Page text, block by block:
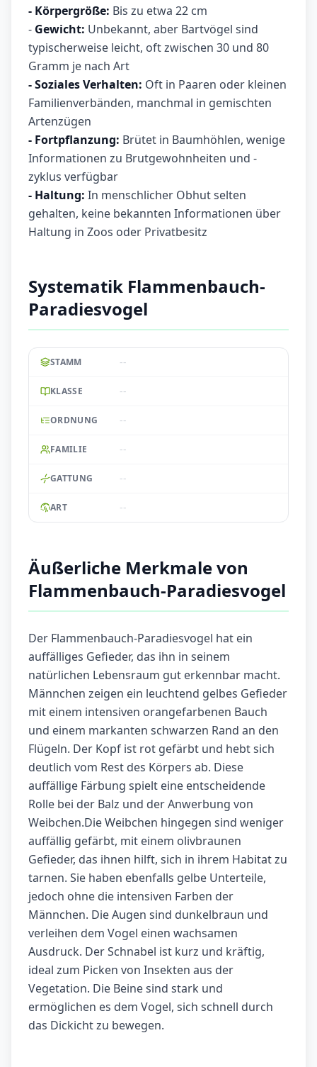
- Körpergröße: Bis zu etwa 22 cm
- Gewicht: Unbekannt, aber Bartvögel sind
typischerweise leicht, oft zwischen 30 und 80
Gramm je nach Art
- Soziales Verhalten: Oft in Paaren oder kleinen
Familienverbänden, manchmal in gemischten
Artenzügen
- Fortpflanzung: Brütet in Baumhöhlen, wenige
Informationen zu Brutgewohnheiten und -
zyklus verfügbar
- Haltung: In menschlicher Obhut selten
gehalten, keine bekannten Informationen über
Haltung in Zoos oder Privatbesitz
Systematik Flammenbauch-
Paradiesvogel
STAMM --
KLASSE --
ORDNUNG --
FAMILIE --
GATTUNG --
ART --
Äußerliche Merkmale von
Flammenbauch-Paradiesvogel
Der Flammenbauch-Paradiesvogel hat ein
auffälliges Gefieder, das ihn in seinem
natürlichen Lebensraum gut erkennbar macht.
Männchen zeigen ein leuchtend gelbes Gefieder
mit einem intensiven orangefarbenen Bauch
und einem markanten schwarzen Rand an den
Flügeln. Der Kopf ist rot gefärbt und hebt sich
deutlich vom Rest des Körpers ab. Diese
auffällige Färbung spielt eine entscheidende
Rolle bei der Balz und der Anwerbung von
Weibchen.Die Weibchen hingegen sind weniger
auffällig gefärbt, mit einem olivbraunen
Gefieder, das ihnen hilft, sich in ihrem Habitat zu
tarnen. Sie haben ebenfalls gelbe Unterteile,
jedoch ohne die intensiven Farben der
Männchen. Die Augen sind dunkelbraun und
verleihen dem Vogel einen wachsamen
Ausdruck. Der Schnabel ist kurz und kräftig,
ideal zum Picken von Insekten aus der
Vegetation. Die Beine sind stark und
ermöglichen es dem Vogel, sich schnell durch
das Dickicht zu bewegen.